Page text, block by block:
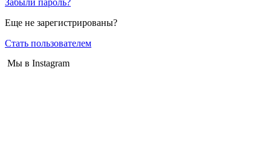
Еще не зарегистрированы?
Стать пользователем
Мы в Instagram